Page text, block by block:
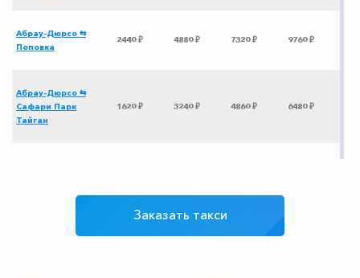
Абрау-Дюрсо ⇆
Поповка
2440 ₽ 4880 ₽ 7320 ₽ 9760 ₽
Абрау-Дюрсо ⇆
Сафари Парк
Тайган
1620 ₽ 3240 ₽ 4860 ₽ 6480 ₽
Заказать такси